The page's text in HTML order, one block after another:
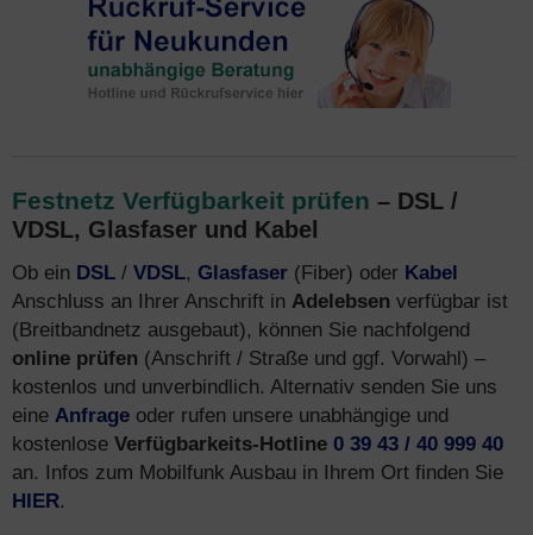
Festnetz Verfügbarkeit prüfen – DSL /
VDSL, Glasfaser und Kabel
Ob ein DSL / VDSL, Glasfaser (Fiber) oder Kabel
Anschluss an Ihrer Anschrift in Adelebsen verfügbar ist
(Breitbandnetz ausgebaut), können Sie nachfolgend
online prüfen (Anschrift / Straße und ggf. Vorwahl) –
kostenlos und unverbindlich. Alternativ senden Sie uns
eine Anfrage oder rufen unsere unabhängige und
kostenlose Verfügbarkeits-Hotline 0 39 43 / 40 999 40
an. Infos zum Mobilfunk Ausbau in Ihrem Ort finden Sie
HIER.